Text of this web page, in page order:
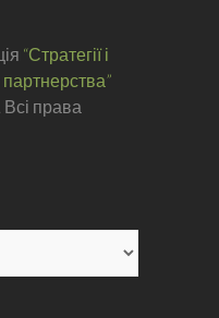
“Стратегії і
права